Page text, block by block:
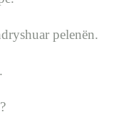
pelenën.